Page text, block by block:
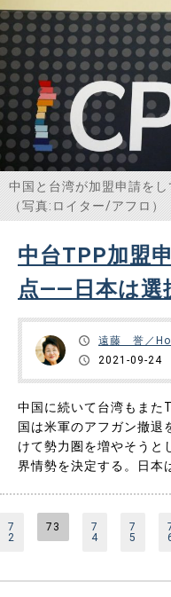
中国と台湾が加盟申請を
（写真:ロイター/アフロ）
中台TPP加盟
点――日本は選
遠藤 誉／
2021-09-24
中国に続いて台湾もまた
国は米軍のアフガン撤退
けて勢力圏を増やそうと
界情勢を決定する。日
た。正式発表のチャン
正式に……
7
2
73
7
4
7
5